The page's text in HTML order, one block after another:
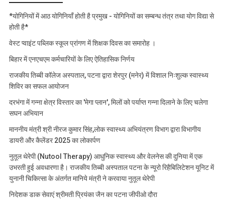
*योगिनियों में आठ योगिनियाँ होती है प्रमुख - योगिनियों का सम्बन्ध तंत्र तथा योग विद्या से
होती है*
वेस्ट प्वाइंट पब्लिक स्कूल प्रांगण में शिक्षक दिवस का समारोह ।
बिहार में एनएचएम कर्मचारियों के लिए ऐतिहासिक निर्णय
राजकीय तिब्बी कॉलेज अस्पताल, पटना द्वारा शेरपुर (मनेर) में विशाल निःशुल्क स्वास्थ्य
शिविर का सफल आयोजन
दरभंगा में गन्ना क्षेत्र विस्तार का 'मेगा प्लान', मिलों को पर्याप्त गन्ना दिलाने के लिए चलेगा
सघन अभियान
माननीय मंत्री श्री नीरज कुमार सिंह,लोक स्वास्थ्य अभियंत्रण विभाग द्वारा विभागीय
डायरी और कैलेंडर 2025 का लोकार्पण
नुतूल थेरेपी (Nutool Therapy) आधुनिक स्वास्थ्य और वेलनेस की दुनिया में एक
उभरती हुई अवधारणा है। राजकीय तिब्बी अस्पताल पटना के न्यूरो रिहैबिलिटेशन यूनिट में
युनानी चिकित्सा के अंतर्गत मानिये मंत्री ने करवाया नुतूल थेरेपी
निदेशक डाक सेवाएं श्रीमती प्रियंका जैन का पटना जीपीओ दौरा